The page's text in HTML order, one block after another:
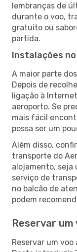
lembranças de
durante o voo,
gratuito ou
partida.
Instalações
A maior parte
Depois de
ligação à
aeroporto. Se
mais fácil
possa ser um
Além disso,
transporte do
alojamento, seja
serviço de
no balcão de
podem
Reservar um
Reservar um voo